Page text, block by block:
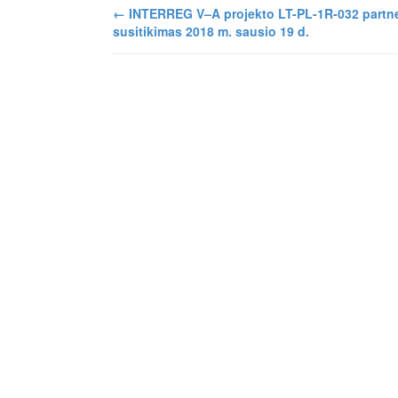
← INTERREG V–A projekto LT-PL-1R-032
susitikimas 2018 m. sausio 19 d.